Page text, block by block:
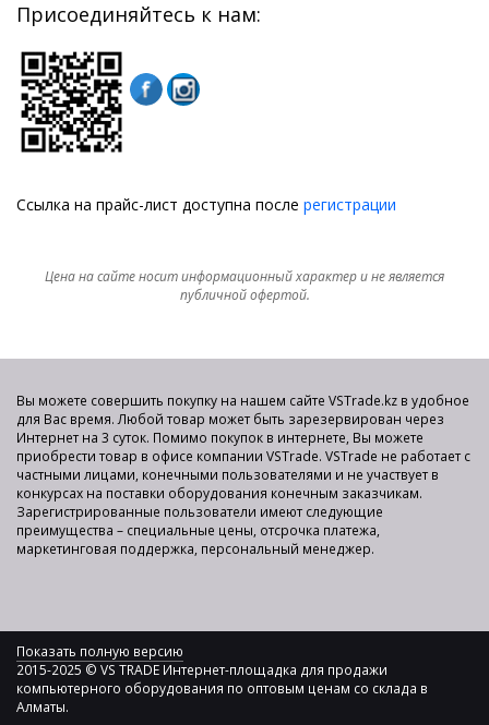
Присоединяйтесь к нам:
Ссылка на прайс-лист доступна после регистрации
Цена на сайте носит информационный характер и не является
публичной офертой.
Вы можете совершить покупку на нашем сайте VSTrade.kz в удобное
для Вас время. Любой товар может быть зарезервирован через
Интернет на 3 суток. Помимо покупок в интернете, Вы можете
приобрести товар в офисе компании VSTrade. VSTrade не работает с
частными лицами, конечными пользователями и не участвует в
конкурсах на поставки оборудования конечным заказчикам.
Зарегистрированные пользователи имеют следующие
преимущества – специальные цены, отсрочка платежа,
маркетинговая поддержка, персональный менеджер.
Показать полную версию
2015-2025 © VS TRADE Интернет-площадка для продажи
компьютерного оборудования по оптовым ценам со склада в
Алматы.